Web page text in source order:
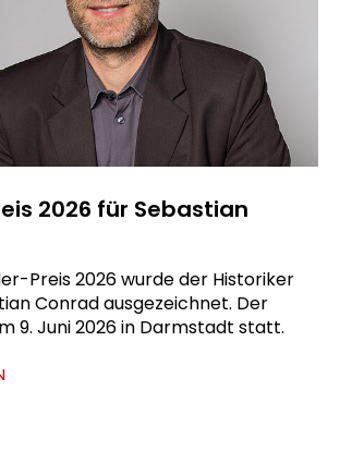
2026 für Sebastian
Preis 2026 wurde der Historiker
Conrad ausgezeichnet. Der
9. Juni 2026 in Darmstadt statt.